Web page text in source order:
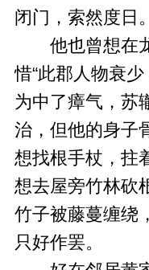
闭门，索然度日。
他也曾想在龙
惜“此郡人物衰
为中了瘴气，苏
治，但他的身子
想找根手杖，拄
想去屋旁竹林砍
竹子被藤蔓缠绕
只好作罢。